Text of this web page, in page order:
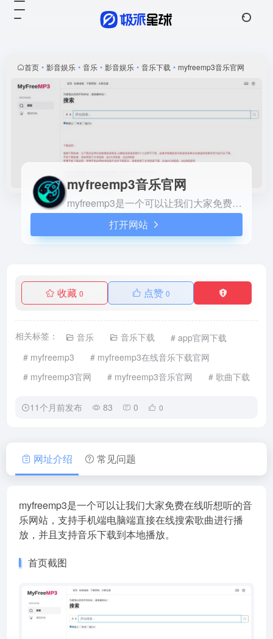
首页 • 影音娱乐 • 音乐 • 影音娱乐 • 音乐下载 • myfreemp3音乐官网
myfreemp3音乐官网
myfreemp3是一个可以让我们大家免费在线听想听的音乐网站，支持手机端电脑端直接在线搜索歌曲进行播放，并且支持音乐下载到本地播放。
打开网站
收藏0 点赞 0
相关标签： 音乐 音乐下载
# app官网下载
# myfreemp3
# myfreemp3在线音乐下载官网
# myfreemp3官网
# myfreemp3音乐官网 # 歌曲下载
11个月前发布 83 0 0
myfreemp3音乐官网
线搜索歌曲进行播放，并且支
网址介绍 常见问题
myfreemp3是一个可以让我们大家免费在线听想听的音
乐网站，支持手机端电脑端直接在线搜索歌曲进行播
放，并且支持音乐下载到本地播放。
首页截图